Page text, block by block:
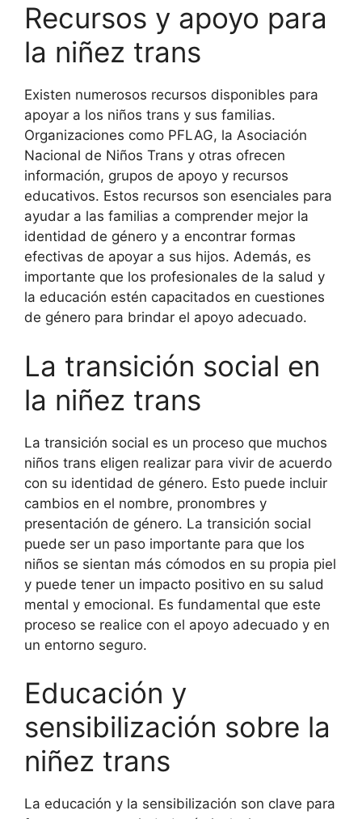
Recursos y apoyo para
la niñez trans
Existen numerosos recursos disponibles para
apoyar a los niños trans y sus familias.
Organizaciones como PFLAG, la Asociación
Nacional de Niños Trans y otras ofrecen
información, grupos de apoyo y recursos
educativos. Estos recursos son esenciales para
ayudar a las familias a comprender mejor la
identidad de género y a encontrar formas
efectivas de apoyar a sus hijos. Además, es
importante que los profesionales de la salud y
la educación estén capacitados en cuestiones
de género para brindar el apoyo adecuado.
La transición social en
la niñez trans
La transición social es un proceso que muchos
niños trans eligen realizar para vivir de acuerdo
con su identidad de género. Esto puede incluir
cambios en el nombre, pronombres y
presentación de género. La transición social
puede ser un paso importante para que los
niños se sientan más cómodos en su propia piel
y puede tener un impacto positivo en su salud
mental y emocional. Es fundamental que este
proceso se realice con el apoyo adecuado y en
un entorno seguro.
Educación y
sensibilización sobre la
niñez trans
La educación y la sensibilización son clave para